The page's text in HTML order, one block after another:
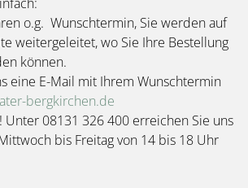
o.g. Wunschtermin, Sie werden auf
weitergeleitet, wo Sie Ihre Bestellung
können.
eine E-Mail mit Ihrem Wunschtermin
bergkirchen.de
Unter 08131 326 400 erreichen Sie uns
bis Freitag von 14 bis 18 Uhr